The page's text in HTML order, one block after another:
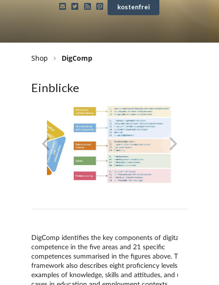
kostenfrei
Shop DigComp
Einblicke